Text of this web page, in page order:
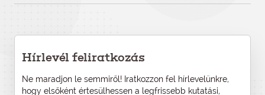
Hírlevél feliratkozás
Ne maradjon le semmiről! Iratkozzon fel hírlevelünkre,
hogy elsőként értesülhessen a legfrissebb kutatási,